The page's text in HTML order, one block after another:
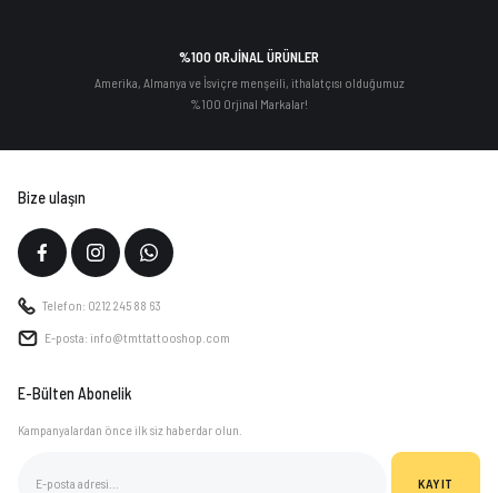
%100 ORJİNAL ÜRÜNLER
Amerika, Almanya ve İsviçre menşeili, ithalatçısı olduğumuz
%100 Orjinal Markalar!
Bize ulaşın
Telefon: 0212 245 88 63
E-posta: info@tmttattooshop.com
E-Bülten Abonelik
Kampanyalardan önce ilk siz haberdar olun.
KAYIT